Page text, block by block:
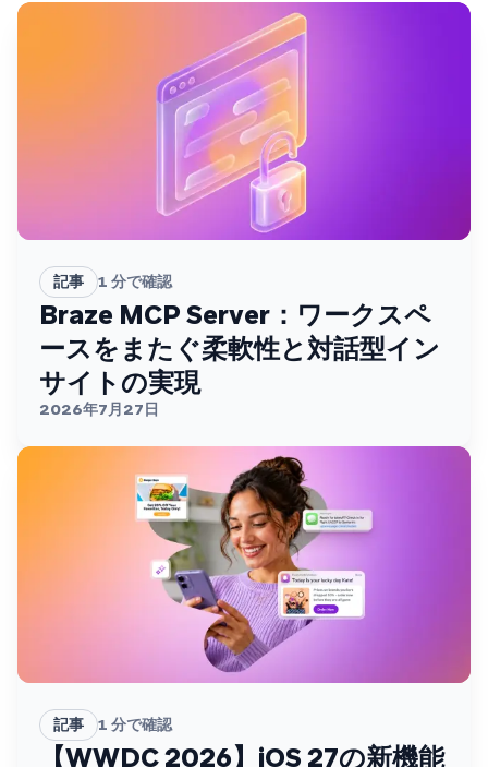
記事 1 分で確認
Braze MCP Server：ワークスペ
ースをまたぐ柔軟性と対話型イン
サイトの実現
2026年7月27日
記事 1 分で確認
【WWDC 2026】iOS 27の新機能